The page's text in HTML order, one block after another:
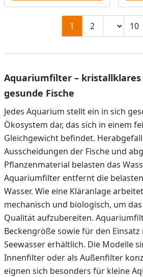
1 Zu Seite 2
2 10
Aquariumfilter – kristallklares
gesunde Fische
Jedes Aquarium stellt ein in sich
Ökosystem dar, das sich in einem
Gleichgewicht befindet.
Ausscheidungen der Fische und
Pflanzenmaterial belasten das
Aquariumfilter entfernt die
Wasser. Wie eine Kläranlage
mechanisch und biologisch, um
Qualität aufzubereiten.
Beckengröße sowie für den Einsatz
Seewasser erhältlich. Die Modelle
Innenfilter oder als Außenfilter
eignen sich besonders für kleine